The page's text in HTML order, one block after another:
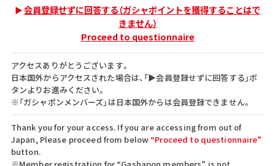
会員登録せずに回答する（ガシャポイントを獲得することはで
きません）
Proceed to questionnaire
アクセスありがとうございます。
日本国外からアクセスされた場合は、「▶会員登録せずに回答する」ボ
タンよりお進みください。
※「ガシャポンメンバーズ」は日本国外からは会員登録できません。
Thank you for your access. If you are accessing from out of
Japan, Please proceed from below “Proceed to questionnaire”
button.